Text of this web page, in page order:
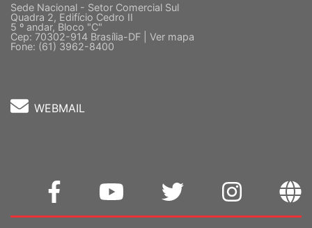
Sede Nacional - Setor Comercial Sul
Quadra 2, Edifício Cedro II
5 º andar, Bloco "C"
Cep: 70302-914 Brasília-DF | Ver mapa
Fone: (61) 3962-8400
WEBMAIL